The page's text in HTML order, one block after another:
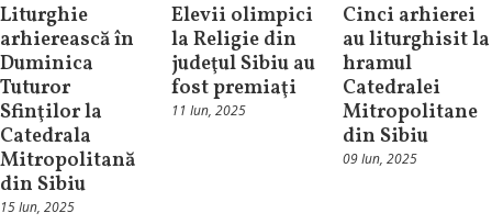
Liturghie
arhierească în
Duminica
Tuturor
Sfinţilor la
Catedrala
Mitropolitană
din Sibiu
15 Iun, 2025
Elevii olimpici
la Religie din
judeţul Sibiu au
fost premiaţi
11 Iun, 2025
Cinci arhierei
au liturghisit la
hramul
Catedralei
Mitropolitane
din Sibiu
09 Iun, 2025